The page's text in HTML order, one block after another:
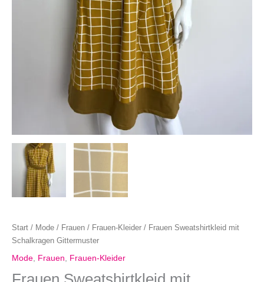
Start / Mode / Frauen / Frauen-Kleider / Frauen Sweatshirtkleid mit
Schalkragen Gittermuster
Mode, Frauen, Frauen-Kleider